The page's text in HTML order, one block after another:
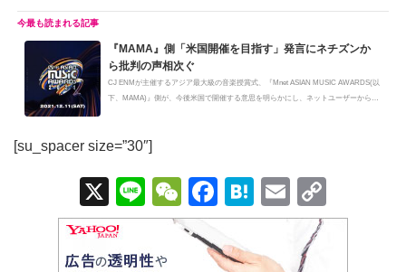
『MAMA』側「米国開催を目指す」発言にネチズンか
ら批判の声相次ぐ
CJ ENMが主催するアジア最大級の音楽授賞式、『Mnet ASIAN MUSIC AWARDS(以
下、MAMA)』側が、今後米国で開催する意思を明らかにし、ネットユーザーからの
[su_spacer size=”30″]
X
Li
n
e
W
e
C
F
a
c
H
at
e
E
m
ail
o